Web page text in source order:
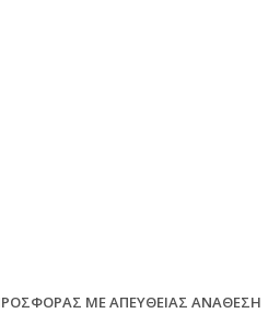
ΜΕ ΑΠΕΥΘΕΙΑΣ ΑΝΑΘΕΣΗ